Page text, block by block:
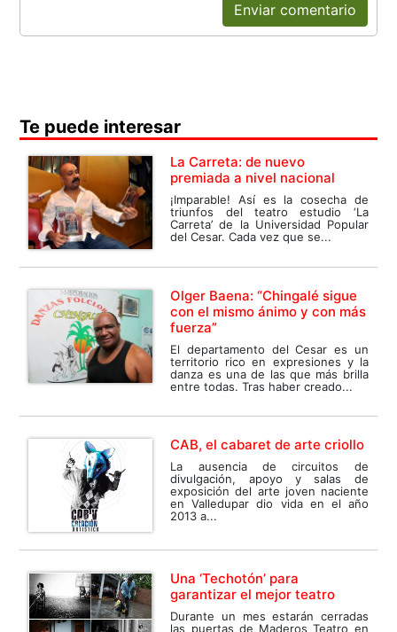
Enviar comentario
Te puede interesar
La Carreta: de nuevo
premiada a nivel nacional
¡Imparable! Así es la cosecha de
triunfos del teatro estudio ‘La
Carreta’ de la Universidad Popular
del Cesar. Cada vez que se...
Olger Baena: “Chingalé sigue
con el mismo ánimo y con más
fuerza”
El departamento del Cesar es un
territorio rico en expresiones y la
danza es una de las que más brilla
entre todas. Tras haber creado...
CAB, el cabaret de arte criollo
La ausencia de circuitos de
divulgación, apoyo y salas de
exposición del arte joven naciente
en Valledupar dio vida en el año
2013 a...
Una ‘Techotón’ para
garantizar el mejor teatro
Durante un mes estarán cerradas
las puertas de Maderos Teatro en